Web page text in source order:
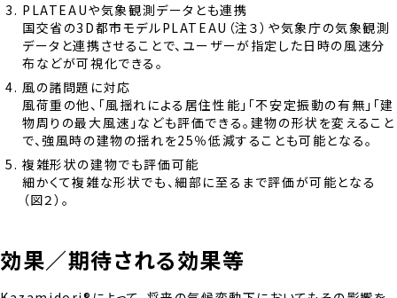
PLATEAUや気象観測データとも連携
国交省の3D都市モデルPLATEAU（注３）や気象庁の気象観測
データと連携させることで、ユーザーが指定した日時の風速分
布などが可視化できる。
風の諸問題に対応
風荷重の他、「風揺れによる居住性能」「不安定振動の有無」「建
物周りの最大風速」なども評価できる。建物の形状を変えること
で、強風時の建物の揺れを25％低減することも可能となる。
複雑形状の建物でも評価可能
細かくて複雑な形状でも、細部に至るまで評価が可能となる
（図２）。
効果／期待される効果等